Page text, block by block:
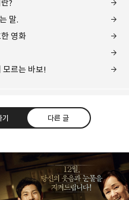
?
말.
영화
모르는 바보!
기 다른 글